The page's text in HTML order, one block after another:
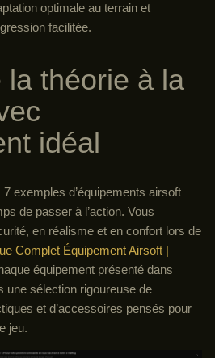
optimale au terrain et
facilitée.
la théorie à la
idéal
exemples d’équipements airsoft
de passer à l’action. Vous
en réalisme et en confort lors de
Complet Équipement Airsoft |
équipement présenté dans
une sélection rigoureuse de
et d’accessoires pensés pour
jeu.